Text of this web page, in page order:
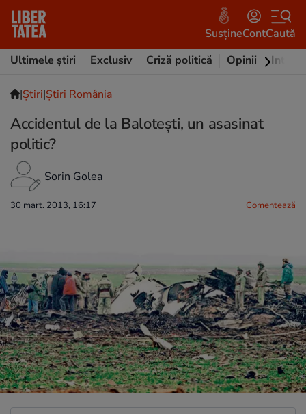
SusțineContCaută
Ultimele știri
Exclusiv Criză politică Opinii
|Ştiri|Știri România
Accidentul de la Baloteşti, un asasinat
politic?
Sorin Golea
30 mart. 2013, 16:17 Comentează